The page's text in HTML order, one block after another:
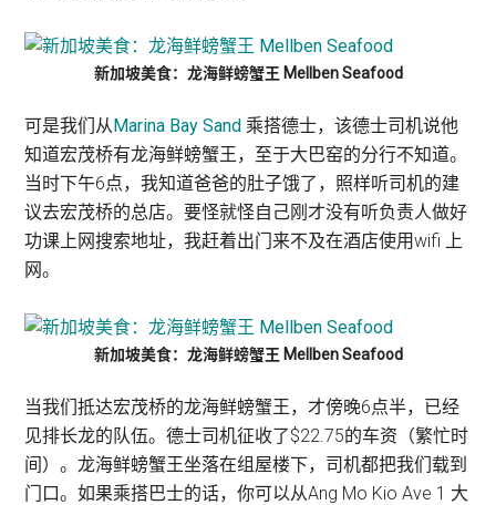
新加坡美食：龙海鲜螃蟹王 Mellben Seafood
可是我们从Marina Bay Sand 乘搭德士，该德士司机说他
知道宏茂桥有龙海鲜螃蟹王，至于大巴窑的分行不知道。
当时下午6点，我知道爸爸的肚子饿了，照样听司机的建
议去宏茂桥的总店。要怪就怪自己刚才没有听负责人做好
功课上网搜索地址，我赶着出门来不及在酒店使用wifi 上
网。
新加坡美食：龙海鲜螃蟹王 Mellben Seafood
当我们抵达宏茂桥的龙海鲜螃蟹王，才傍晚6点半，已经
见排长龙的队伍。德士司机征收了$22.75的车资（繁忙时
间）。龙海鲜螃蟹王坐落在组屋楼下，司机都把我们载到
门口。如果乘搭巴士的话，你可以从Ang Mo Kio Ave 1 大